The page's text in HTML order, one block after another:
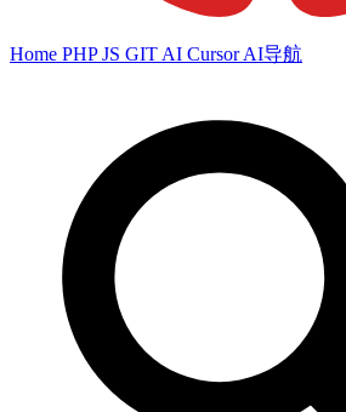
Home PHPJS GIT AI CursorAI导航